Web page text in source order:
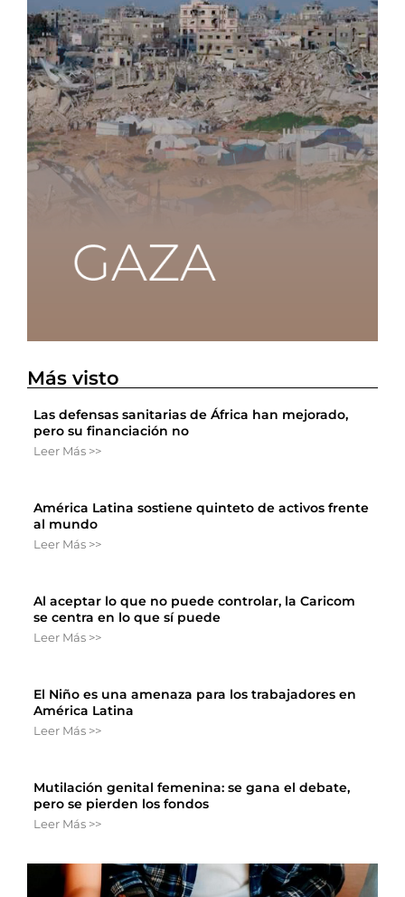
Más visto
Las defensas sanitarias de África han mejorado,
pero su financiación no
Leer Más >>
América Latina sostiene quinteto de activos frente
al mundo
Leer Más >>
Al aceptar lo que no puede controlar, la Caricom
se centra en lo que sí puede
Leer Más >>
El Niño es una amenaza para los trabajadores en
América Latina
Leer Más >>
Mutilación genital femenina: se gana el debate,
pero se pierden los fondos
Leer Más >>